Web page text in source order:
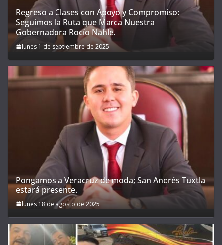
Regreso a Clases con Apoyo y Compromiso:
Seguimos la Ruta que Marca Nuestra
Gobernadora Rocío Nahle.
lunes 1 de septiembre de 2025
Pongamos a Veracruz de moda; San Andrés Tuxtla
estará presente.
lunes 18 de agosto de 2025